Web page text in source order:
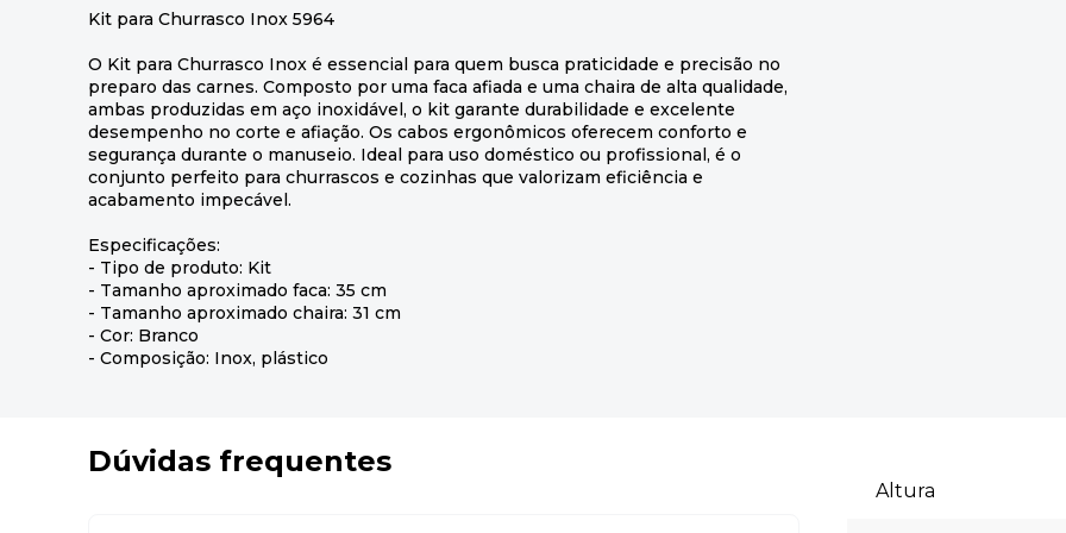
Kit para Churrasco Inox 5964
O Kit para Churrasco Inox é essencial para quem busca praticidade e precisão no
preparo das carnes. Composto por uma faca afiada e uma chaira de alta qualidade,
ambas produzidas em aço inoxidável, o kit garante durabilidade e excelente
desempenho no corte e afiação. Os cabos ergonômicos oferecem conforto e
segurança durante o manuseio. Ideal para uso doméstico ou profissional, é o
conjunto perfeito para churrascos e cozinhas que valorizam eficiência e
acabamento impecável.
Especificações:
- Tipo de produto: Kit
- Tamanho aproximado faca: 35 cm
- Tamanho aproximado chaira: 31 cm
- Cor: Branco
- Composição: Inox, plástico
Dúvidas frequentes
Altura